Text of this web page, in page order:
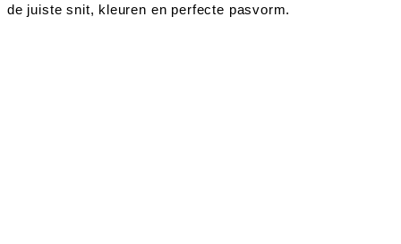
de juiste snit, kleuren en perfecte pasvorm.